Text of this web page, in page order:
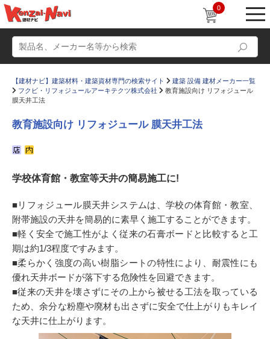
0
動画
かたなび コラム
Q＆A 販売・施工代理店募集
お気に入り
【建材ナビ】建築材料・建築資材専門の検索サイト
建築 設備 建材メーカー一覧
フクビ・リフォジュールアーキテクツ株式会社
教育施設向け リフォジュール
膜天井工法
教育施設向け リフォジュール 膜天井工法
学校体育館・教室等天井の簡易施工に!
■リフォジュール膜天井システムは、学校の体育館・教室、
附帯施設の天井を簡易的に素早く施工することができます。
■軽く安全で施工性がよく従来の石膏ボードと比較すると工
期は約1/3程度ですみます。
■柔らかく強度の高い樹脂シートの特性により、耐震性にも
優れ天井ボードが落下する危険性を回避できます。
■従来の天井を壊さずにその上から被せる工法を取っている
ため、余分な粉塵や廃材も出さずに安全で仕上がりもキレイ
な天井に仕上がります。